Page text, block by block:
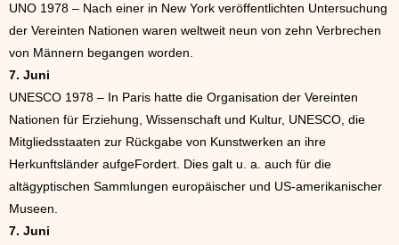
UNO 1978 – Nach einer in New York veröffentlichten Untersuchung
der Vereinten Nationen waren weltweit neun von zehn Verbrechen
von Männern begangen worden.
7. Juni
UNESCO 1978 – In Paris hatte die Organisation der Vereinten
Nationen für Erziehung, Wissenschaft und Kultur, UNESCO, die
Mitgliedsstaaten zur Rückgabe von Kunstwerken an ihre
Herkunftsländer aufgeFordert. Dies galt u. a. auch für die
altägyptischen Sammlungen europäischer und US-amerikanischer
Museen.
7. Juni